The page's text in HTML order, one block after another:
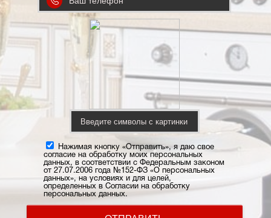
Нажимая кнопку «Отправить», я даю свое
согласие на обработку моих персональных
данных, в соответствии с Федеральным законом
от 27.07.2006 года №152-ФЗ «О персональных
данных», на условиях и для целей,
определенных в Согласии на обработку
персональных данных.